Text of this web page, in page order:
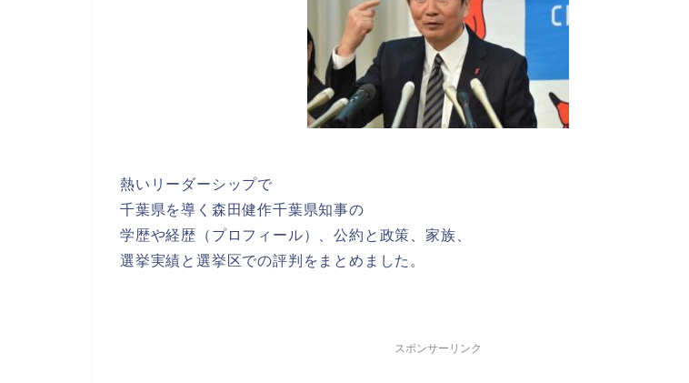
熱いリーダーシップで
千葉県を導く森田健作千葉県知事の
学歴や経歴（プロフィール）、公約と政策、家族、
選挙実績と選挙区での評判をまとめました。
スポンサーリンク